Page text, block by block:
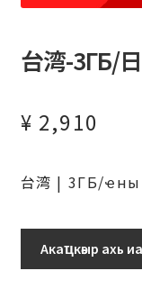
台湾-3ГБ/
¥ 2,910
台湾 | 3ГБ/ҽны
湾-3ГБ/
Акаҵкәыр ахь